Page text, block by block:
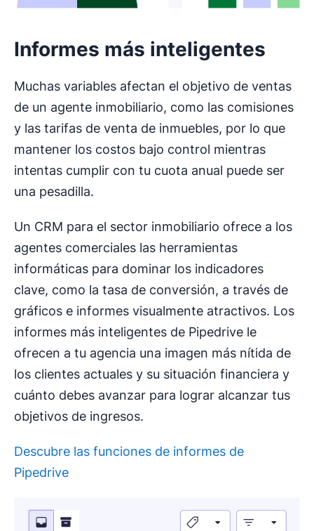
Informes más inteligentes
Muchas variables afectan el objetivo de ventas
de un agente inmobiliario, como las comisiones
y las tarifas de venta de inmuebles, por lo que
mantener los costos bajo control mientras
intentas cumplir con tu cuota anual puede ser
una pesadilla.
Un CRM para el sector inmobiliario ofrece a los
agentes comerciales las herramientas
informáticas para dominar los indicadores
clave, como la tasa de conversión, a través de
gráficos e informes visualmente atractivos. Los
informes más inteligentes de Pipedrive le
ofrecen a tu agencia una imagen más nítida de
los clientes actuales y su situación financiera y
cuánto debes avanzar para lograr alcanzar tus
objetivos de ingresos.
Descubre las funciones de informes de
Pipedrive
Se abre en una nueva ventana